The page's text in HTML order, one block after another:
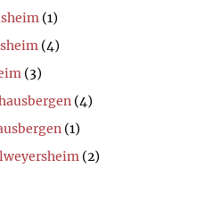
(1)
(4)
(3)
(4)
(1)
(2)